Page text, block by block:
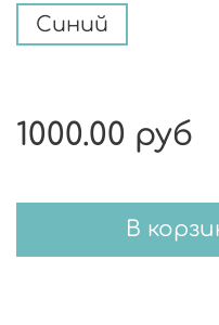
Синий
1000.00 руб
В